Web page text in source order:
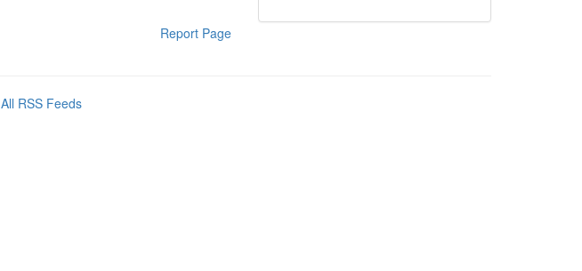
Report Page
All RSS Feeds